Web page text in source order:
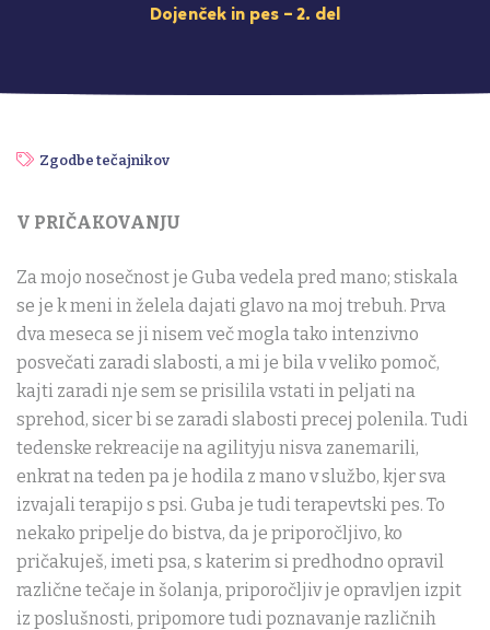
Dojenček in pes – 2. del
Zgodbe tečajnikov
V PRIČAKOVANJU
Za mojo nosečnost je Guba vedela pred mano; stiskala
se je k meni in želela dajati glavo na moj trebuh. Prva
dva meseca se ji nisem več mogla tako intenzivno
posvečati zaradi slabosti, a mi je bila v veliko pomoč,
kajti zaradi nje sem se prisilila vstati in peljati na
sprehod, sicer bi se zaradi slabosti precej polenila. Tudi
tedenske rekreacije na agilityju nisva zanemarili,
enkrat na teden pa je hodila z mano v službo, kjer sva
izvajali terapijo s psi. Guba je tudi terapevtski pes. To
nekako pripelje do bistva, da je priporočljivo, ko
pričakuješ, imeti psa, s katerim si predhodno opravil
različne tečaje in šolanja, priporočljiv je opravljen izpit
iz poslušnosti, pripomore tudi poznavanje različnih